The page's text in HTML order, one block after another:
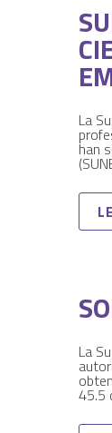
La
han
La
45.5